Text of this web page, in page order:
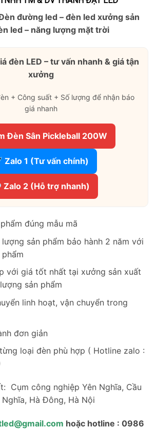
đường led – đèn led xưởng sản
led – năng lượng mặt trời
đèn LED – tư vấn nhanh & giá tận
xưởng
+ Công suất + Số lượng để nhận báo
giá nhanh
Đèn Sân Pickleball 200W
Zalo 1 (Tư vấn chính)
Zalo 2 (Hỗ trợ nhanh)
đúng mẫu mã
sản phẩm bảo hành 2 năm với
với giá tốt nhất tại xưởng sản xuất
sản phẩm
linh hoạt, vận chuyển trong
đơn giản
loại đèn phù hợp ( Hotline zalo :
Cụm công nghiệp Yên Nghĩa, Cầu
Nghĩa, Hà Đông, Hà Nội
hoặc hotline : 0986